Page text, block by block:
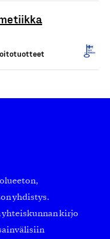
yhdistys.
yhteiskunnan kirjo